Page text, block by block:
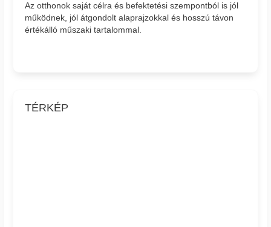
Az otthonok saját célra és befektetési szempontból is jól
működnek, jól átgondolt alaprajzokkal és hosszú távon
értékálló műszaki tartalommal.
TÉRKÉP